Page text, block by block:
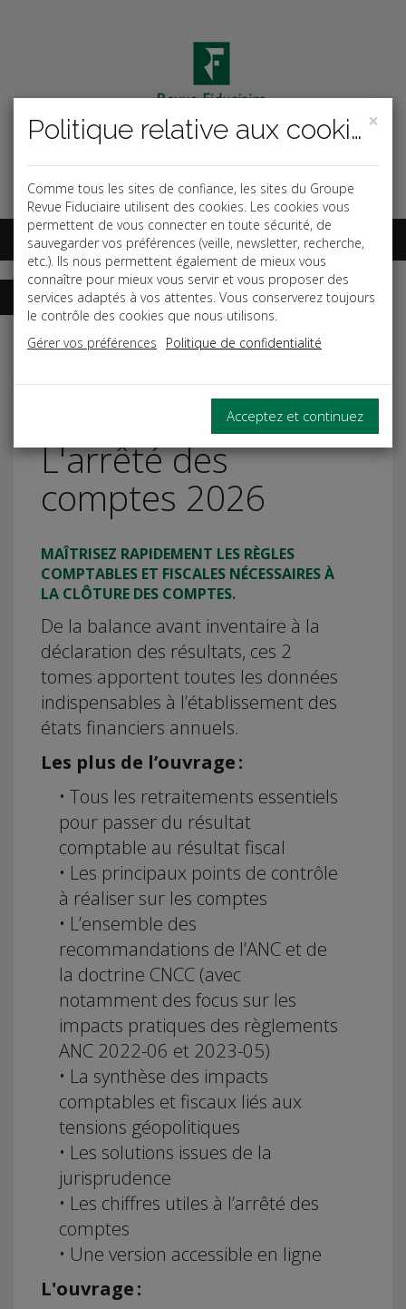
Code ouvrage OK
Espace abonnés
Accueil
Guides
L'arrêté des
comptes 2026
MAÎTRISEZ RAPIDEMENT LES RÈGLES
COMPTABLES ET FISCALES NÉCESSAIRES À
LA CLÔTURE DES COMPTES.
De la balance avant inventaire à la
déclaration des résultats, ces 2
tomes apportent toutes les données
indispensables à l’établissement des
états financiers annuels.
Les plus de l’ouvrage :
• Tous les retraitements essentiels
pour passer du résultat
comptable au résultat fiscal
• Les principaux points de contrôle
à réaliser sur les comptes
• L’ensemble des
recommandations de l’ANC et de
la doctrine CNCC (avec
notamment des focus sur les
impacts pratiques des règlements
ANC 2022-06 et 2023-05)
• La synthèse des impacts
comptables et fiscaux liés aux
tensions géopolitiques
• Les solutions issues de la
jurisprudence
• Les chiffres utiles à l’arrêté des
comptes
• Une version accessible en ligne
L'ouvrage :
×
Politique relative aux cookies
Comme tous les sites de confiance, les sites du Groupe
Revue Fiduciaire utilisent des cookies. Les cookies vous
permettent de vous connecter en toute sécurité, de
sauvegarder vos préférences (veille, newsletter, recherche,
etc.). Ils nous permettent également de mieux vous
connaître pour mieux vous servir et vous proposer des
services adaptés à vos attentes. Vous conserverez toujours
le contrôle des cookies que nous utilisons.
Gérer vos préférences
Politique de confidentialité
Acceptez et continuez